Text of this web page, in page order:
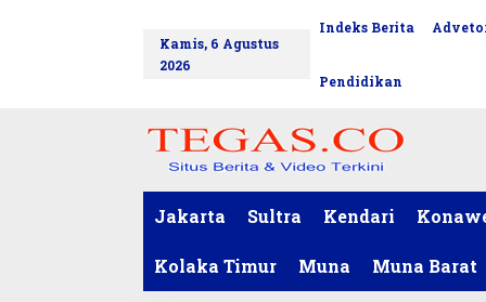
Kamis, 6 Agustus
2026
Indeks Berita
Pendidikan
Jakarta Sultra Kendari
Kolaka Timur Muna Muna Barat